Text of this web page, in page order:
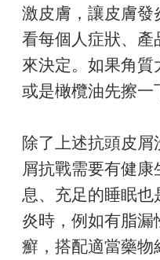
激皮膚，讓皮膚發
看每個人症狀、產
來決定。如果角質
或是橄欖油先擦一
除了上述抗頭皮
屑抗戰需要有健
息、充足的睡眠也
炎時，例如有脂漏
癬，搭配適當藥物